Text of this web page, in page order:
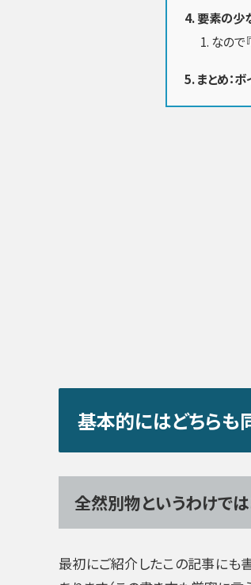
要素の少
なので
まとめ：
基本的にはどちらも
全然別物というわけで
最初にご紹介したこの記事にも